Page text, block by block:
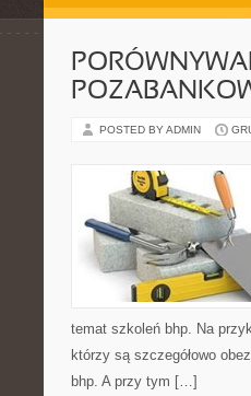
POSTED BY ADMIN
temat szkoleń bhp. Na
którzy są szczegółowo
bhp. A przy tym […]